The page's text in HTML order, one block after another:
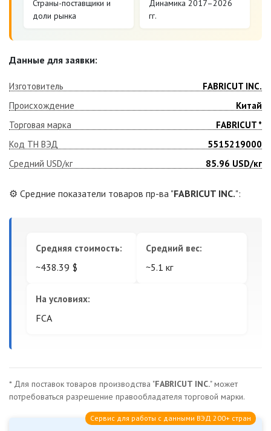
Страны-поставщики и
доли рынка
Динамика 2017–2026
гг.
Данные для заявки:
Изготовитель
FABRICUT INC.
Происхождение
Китай
Торговая марка
FABRICUT *
Код ТН ВЭД
5515219000
Средний USD/кг
85.96 USD/кг
⚙️ Средние показатели товаров пр-ва "FABRICUT INC.":
Средняя стоимость:
~438.39 $
Средний вес:
~5.1 кг
На условиях:
FCA
* Для поставок товаров производства "FABRICUT INC." может
потребоваться разрешение правообладателя торговой марки.
Сервис для работы с данными ВЭД 200+ стран